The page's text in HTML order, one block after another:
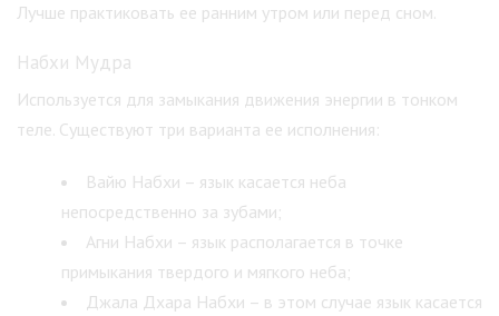
Лучше практиковать ее ранним утром или перед сном.
Набхи Мудра
Используется для замыкания движения энергии в тонком
теле. Существуют три варианта ее исполнения:
Вайю Набхи – язык касается неба
непосредственно за зубами;
Агни Набхи – язык располагается в точке
примыкания твердого и мягкого неба;
Джала Дхара Набхи – в этом случае язык касается